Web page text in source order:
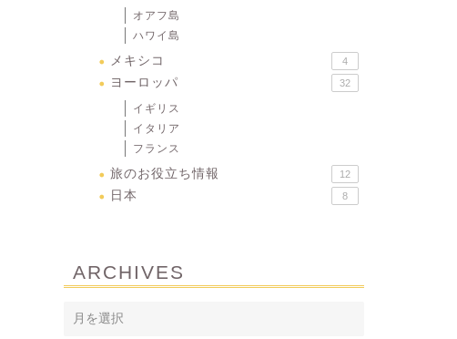
オアフ島
ハワイ島
メキシコ 4
ヨーロッパ 32
イギリス
イタリア
フランス
旅のお役立ち情報 12
日本 8
ARCHIVES